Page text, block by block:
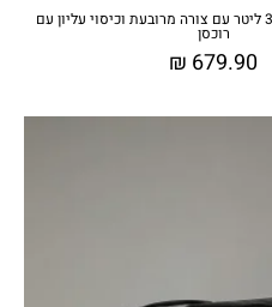
תיק גב עמיד בנפח 30 ליטר עם צורה מרובעת וכיסוי עליון עם
רוכסן
₪ 679.90